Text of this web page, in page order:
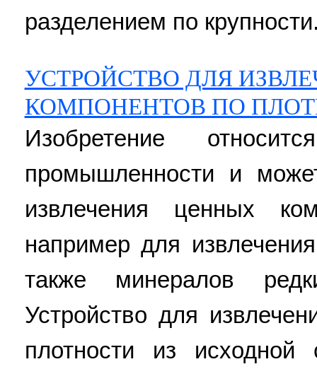
разделением по
УСТРОЙСТВО ДЛЯ
КОМПОНЕНТОВ ПО
Изобретение
промышленности и
извлечения ценных
например для
также минералов
Устройство для
плотности из